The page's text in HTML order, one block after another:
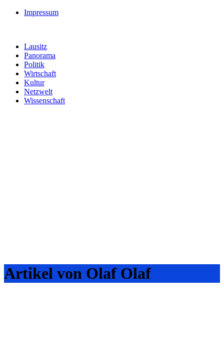
Impressum
Lausitz
Panorama
Politik
Wirtschaft
Kultur
Netzwelt
Wissenschaft
Artikel von Olaf Olaf